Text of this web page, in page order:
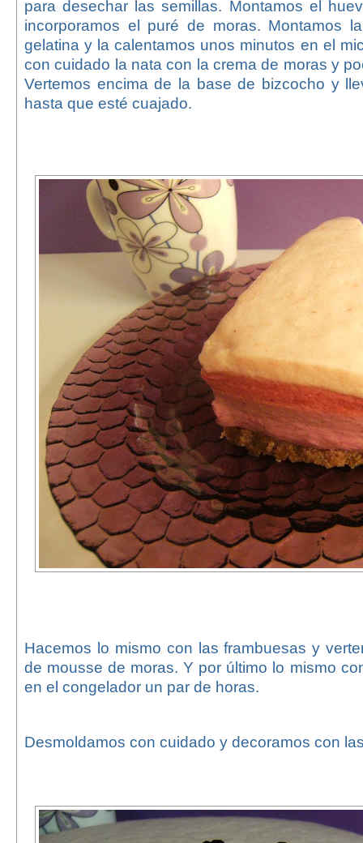
para desechar las semillas. Montamos el
incorporamos el puré de moras. Montamos
gelatina y la calentamos unos minutos en el
con cuidado la nata con la crema de moras y
Vertemos encima de la base de bizcocho y
hasta que esté cuajado.
Hacemos lo mismo con las frambuesas y
de mousse de moras. Y por último lo mismo
en el congelador un par de horas.
Desmoldamos con cuidado y decoramos con